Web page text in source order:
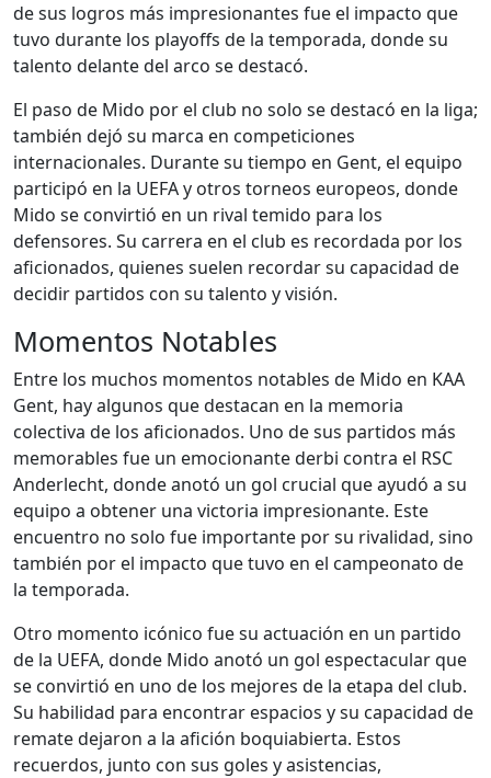
de sus logros más impresionantes fue el impacto que
tuvo durante los playoffs de la temporada, donde su
talento delante del arco se destacó.
El paso de Mido por el club no solo se destacó en la liga;
también dejó su marca en competiciones
internacionales. Durante su tiempo en Gent, el equipo
participó en la UEFA y otros torneos europeos, donde
Mido se convirtió en un rival temido para los
defensores. Su carrera en el club es recordada por los
aficionados, quienes suelen recordar su capacidad de
decidir partidos con su talento y visión.
Momentos Notables
Entre los muchos momentos notables de Mido en KAA
Gent, hay algunos que destacan en la memoria
colectiva de los aficionados. Uno de sus partidos más
memorables fue un emocionante derbi contra el RSC
Anderlecht, donde anotó un gol crucial que ayudó a su
equipo a obtener una victoria impresionante. Este
encuentro no solo fue importante por su rivalidad, sino
también por el impacto que tuvo en el campeonato de
la temporada.
Otro momento icónico fue su actuación en un partido
de la UEFA, donde Mido anotó un gol espectacular que
se convirtió en uno de los mejores de la etapa del club.
Su habilidad para encontrar espacios y su capacidad de
remate dejaron a la afición boquiabierta. Estos
recuerdos, junto con sus goles y asistencias,